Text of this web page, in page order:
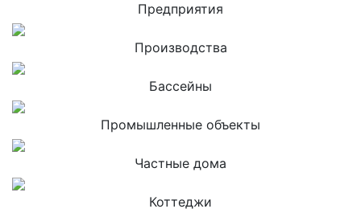
Предприятия
Производства
Бассейны
Промышленные объекты
Частные дома
Коттеджи